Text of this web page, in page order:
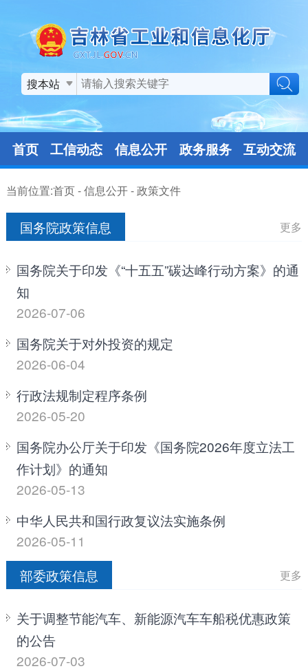
搜本站
首页 工信动态 信息公开 政务服务 互动交流
当前位置:首页-信息公开-政策文件
国务院政策信息 更多
国务院关于印发《“十五五”碳达峰行动方案》的通
知
2026-07-06
国务院关于对外投资的规定
2026-06-04
行政法规制定程序条例
2026-05-20
国务院办公厅关于印发《国务院2026年度立法工
作计划》的通知
2026-05-13
中华人民共和国行政复议法实施条例
2026-05-11
部委政策信息
更多
关于调整节能汽车、新能源汽车车船税优惠政策
的公告
2026-07-03